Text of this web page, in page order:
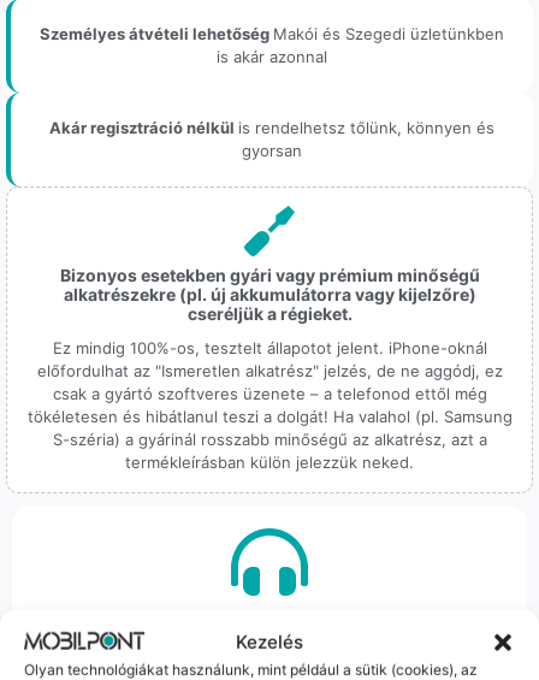
Kezelés
Olyan technológiákat használunk, mint például a sütik (cookies), az
Személyes átvételi lehetőség Makói és Szegedi üzletünkben
is akár azonnal
Akár regisztráció nélkül is rendelhetsz tőlünk, könnyen és
gyorsan
Bizonyos esetekben gyári vagy prémium minőségű
alkatrészekre (pl. új akkumulátorra vagy kijelzőre)
cseréljük a régieket.
Ez mindig 100%-os, tesztelt állapotot jelent. iPhone-oknál
előfordulhat az "Ismeretlen alkatrész" jelzés, de ne aggódj, ez
csak a gyártó szoftveres üzenete – a telefonod ettől még
tökéletesen és hibátlanul teszi a dolgát! Ha valahol (pl. Samsung
S-széria) a gyárinál rosszabb minőségű az alkatrész, azt a
termékleírásban külön jelezzük neked.
Sok éve a szegedi piac meghatározó szereplői vagyunk.